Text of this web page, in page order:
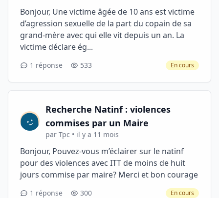
Bonjour, Une victime âgée de 10 ans est victime
d’agression sexuelle de la part du copain de sa
grand-mère avec qui elle vit depuis un an. La
victime déclare ég...
1 réponse 533 En cours
Recherche Natinf : violences
commises par un Maire
par Tpc • il y a 11 mois
Bonjour, Pouvez-vous m’éclairer sur le natinf
pour des violences avec ITT de moins de huit
jours commise par maire? Merci et bon courage
1 réponse 300 En cours